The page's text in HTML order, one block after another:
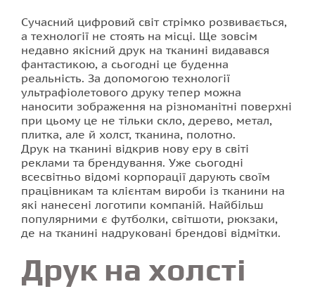
Друк наклейок
Друк на тканині
Друк візиток
Стенди для школи
Друк буклетів
Друк на плівці
Друк флаєрів
Друк календарів
Сучасний цифровий світ стрімко розвивається,
а технології не стоять на місці. Ще зовсім
недавно якісний друк на тканині видавався
фантастикою, а сьогодні це буденна
реальність. За допомогою технології
ультрафіолетового друку тепер можна
наносити зображення на різноманітні поверхні
при цьому це не тільки скло, дерево, метал,
плитка, але й холст, тканина, полотно.
Друк на тканині відкрив нову еру в світі
реклами та брендування. Уже сьогодні
всесвітньо відомі корпорації дарують своїм
працівникам та клієнтам вироби із тканини на
які нанесені логотипи компаній. Найбільш
популярними є футболки, світшоти, рюкзаки,
де на тканині надруковані брендові відмітки.
Друк на холсті